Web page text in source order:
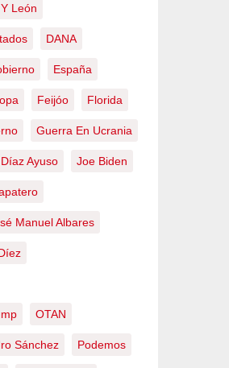
León
DANA
España
Feijóo Florida
Guerra En Ucrania
Ayuso Joe Biden
Manuel Albares
OTAN
Sánchez Podemos